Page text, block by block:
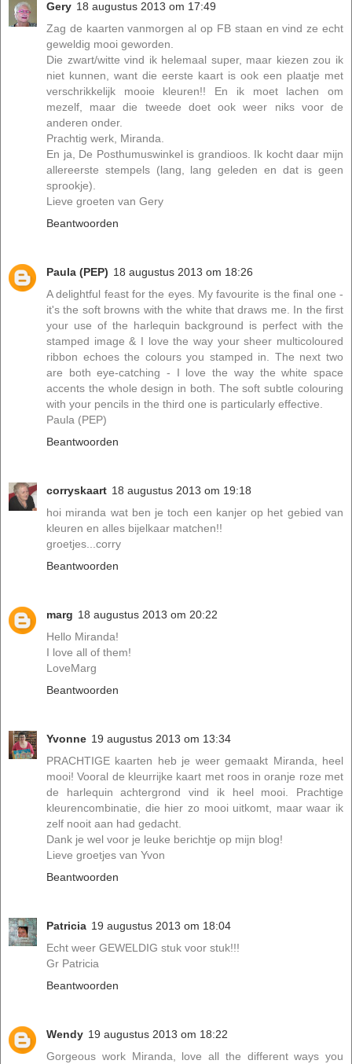
Gery 18 augustus 2013 om 17:49
Zag de kaarten vanmorgen al op FB staan en vind ze echt
geweldig mooi geworden.
Die zwart/witte vind ik helemaal super, maar kiezen zou ik
niet kunnen, want die eerste kaart is ook een plaatje met
verschrikkelijk mooie kleuren!! En ik moet lachen om
mezelf, maar die tweede doet ook weer niks voor de
anderen onder.
Prachtig werk, Miranda.
En ja, De Posthumuswinkel is grandioos. Ik kocht daar mijn
allereerste stempels (lang, lang geleden en dat is geen
sprookje).
Lieve groeten van Gery
Beantwoorden
Paula (PEP) 18 augustus 2013 om 18:26
A delightful feast for the eyes. My favourite is the final one -
it's the soft browns with the white that draws me. In the first
your use of the harlequin background is perfect with the
stamped image & I love the way your sheer multicoloured
ribbon echoes the colours you stamped in. The next two
are both eye-catching - I love the way the white space
accents the whole design in both. The soft subtle colouring
with your pencils in the third one is particularly effective.
Paula (PEP)
Beantwoorden
corryskaart 18 augustus 2013 om 19:18
hoi miranda wat ben je toch een kanjer op het gebied van
kleuren en alles bijelkaar matchen!!
groetjes...corry
Beantwoorden
marg 18 augustus 2013 om 20:22
Hello Miranda!
I love all of them!
LoveMarg
Beantwoorden
Yvonne 19 augustus 2013 om 13:34
PRACHTIGE kaarten heb je weer gemaakt Miranda, heel
mooi! Vooral de kleurrijke kaart met roos in oranje roze met
de harlequin achtergrond vind ik heel mooi. Prachtige
kleurencombinatie, die hier zo mooi uitkomt, maar waar ik
zelf nooit aan had gedacht.
Dank je wel voor je leuke berichtje op mijn blog!
Lieve groetjes van Yvon
Beantwoorden
Patricia 19 augustus 2013 om 18:04
Echt weer GEWELDIG stuk voor stuk!!!
Gr Patricia
Beantwoorden
Wendy 19 augustus 2013 om 18:22
Gorgeous work Miranda, love all the different ways you